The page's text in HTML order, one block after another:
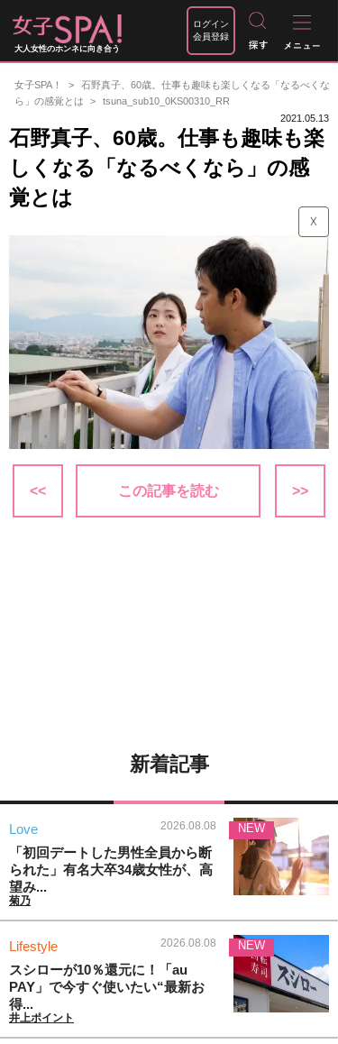
大人女性のホンネに向き合う
ログイン
会員登録
女子SPA！
石野真子、60歳。仕事も趣味も楽しくなる「なるべくな
ら」の感覚とは
tsuna_sub10_0KS00310_RR
2021.05.13
石野真子、60歳。仕事も趣味も楽
しくなる「なるべくなら」の感
覚とは
☓
<< この記事を読む >>
新着記事
Love 2026.08.08
「初回デートした男性全員から断
られた」有名大卒34歳女性が、高
望み...
菊乃
NEW
Lifestyle 2026.08.08
スシローが10％還元に！「au
PAY」で今すぐ使いたい“最新お
得...
井上ポイント
NEW